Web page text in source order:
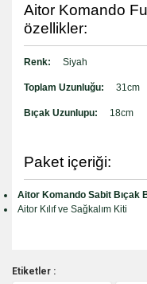
Aitor Komando
özellikler:
Renk: Siyah
Toplam Uzunluğu: 31cm
Bıçak Uzunlupu: 18cm
Paket içeriği:
Aitor Komando Sabit Bıçak
Aitor Kılıf ve Sağkalım Kiti
Etiketler :